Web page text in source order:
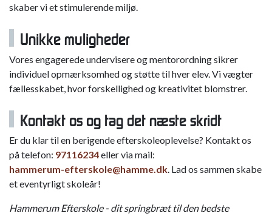
skaber vi et stimulerende miljø.
Unikke muligheder
Vores engagerede undervisere og mentorordning sikrer
individuel opmærksomhed og støtte til hver elev. Vi vægter
fællesskabet, hvor forskellighed og kreativitet blomstrer.
Kontakt os og tag det næste skridt
Er du klar til en berigende efterskoleoplevelse? Kontakt os
på telefon: 97116234eller via mail:
hammerum-efterskole@hamme.dk. Lad os sammen skabe
et eventyrligt skoleår!
Hammerum Efterskole - dit springbræt til den bedste